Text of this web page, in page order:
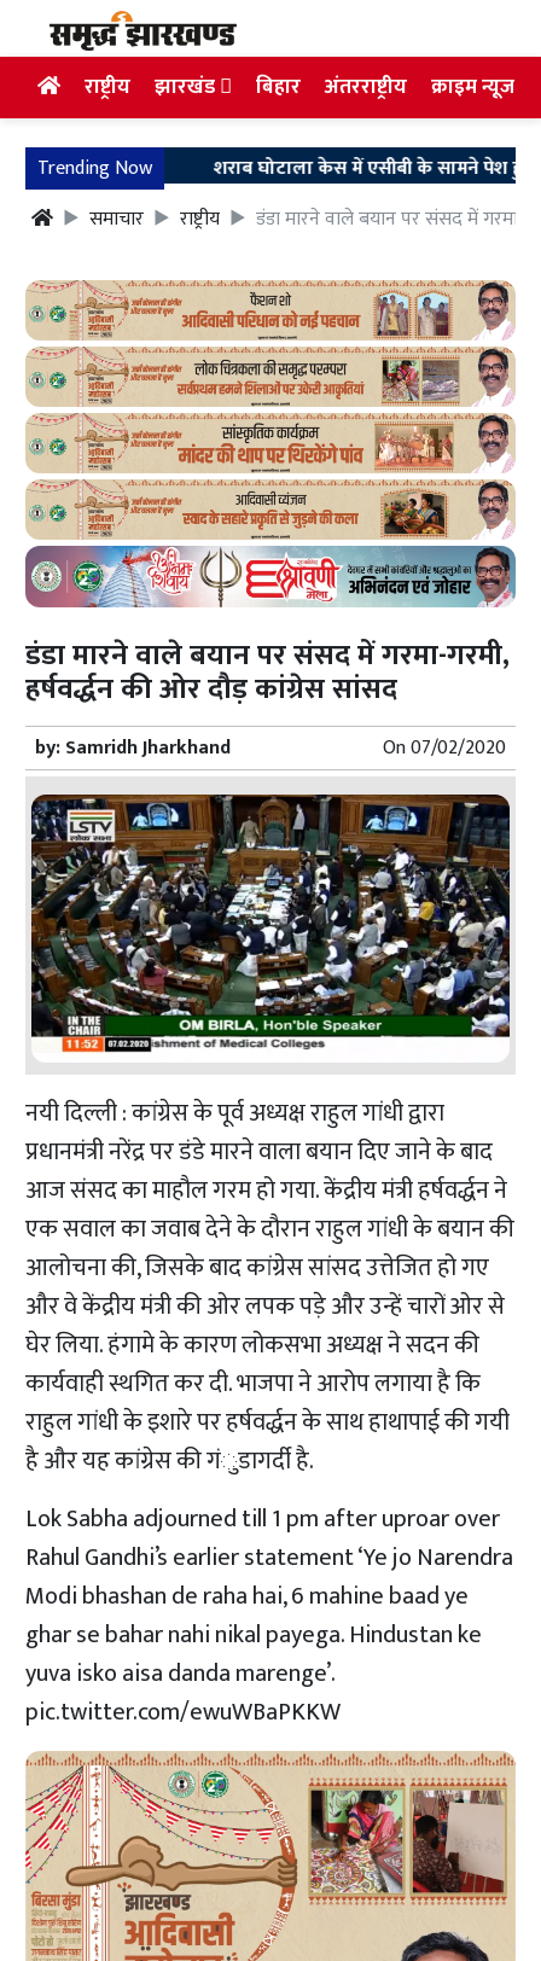
राष्ट्रीय झारखंड बिहार अंतरराष्ट्रीय क्राइम न्यूज
Trending Now
शराब घोटाला केस में एसीबी के सामने पेश हुए अरुण
समाचार
राष्ट्रीय डंडा मारने वाले बयान पर संसद में गरमा-
डंडा मारने वाले बयान पर संसद में गरमा-गरमी,
हर्षवर्द्धन की ओर दौड़ कांग्रेस सांसद
by:Samridh Jharkhand On07/02/2020
नयी दिल्ली : कांग्रेस के पूर्व अध्यक्ष राहुल गांधी द्वारा
प्रधानमंत्री नरेंद्र पर डंडे मारने वाला बयान दिए जाने के बाद
आज संसद का माहौल गरम हो गया. केंद्रीय मंत्री हर्षवर्द्धन ने
एक सवाल का जवाब देने के दौरान राहुल गांधी के बयान की
आलोचना की, जिसके बाद कांग्रेस सांसद उत्तेजित हो गए
और वे केंद्रीय मंत्री की ओर लपक पड़े और उन्हें चारों ओर से
घेर लिया. हंगामे के कारण लोकसभा अध्यक्ष ने सदन की
कार्यवाही स्थगित कर दी. भाजपा ने आरोप लगाया है कि
राहुल गांधी के इशारे पर हर्षवर्द्धन के साथ हाथापाई की गयी
है और यह कांग्रेस की गंुडागर्दी है.
Lok Sabha adjourned till 1 pm after uproar over
Rahul Gandhi’s earlier statement ‘Ye jo Narendra
Modi bhashan de raha hai, 6 mahine baad ye
ghar se bahar nahi nikal payega. Hindustan ke
yuva isko aisa danda marenge’.
pic.twitter.com/ewuWBaPKKW